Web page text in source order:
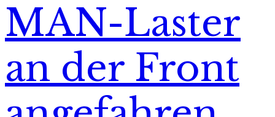
MAN-Laster
an der Front